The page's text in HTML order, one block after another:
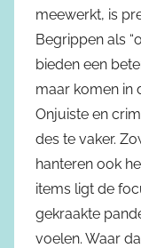
meewerkt, is
Begrippen als
bieden een
maar komen in
Onjuiste en
des te vaker.
hanteren ook
items ligt de
gekraakte
voelen. Waar